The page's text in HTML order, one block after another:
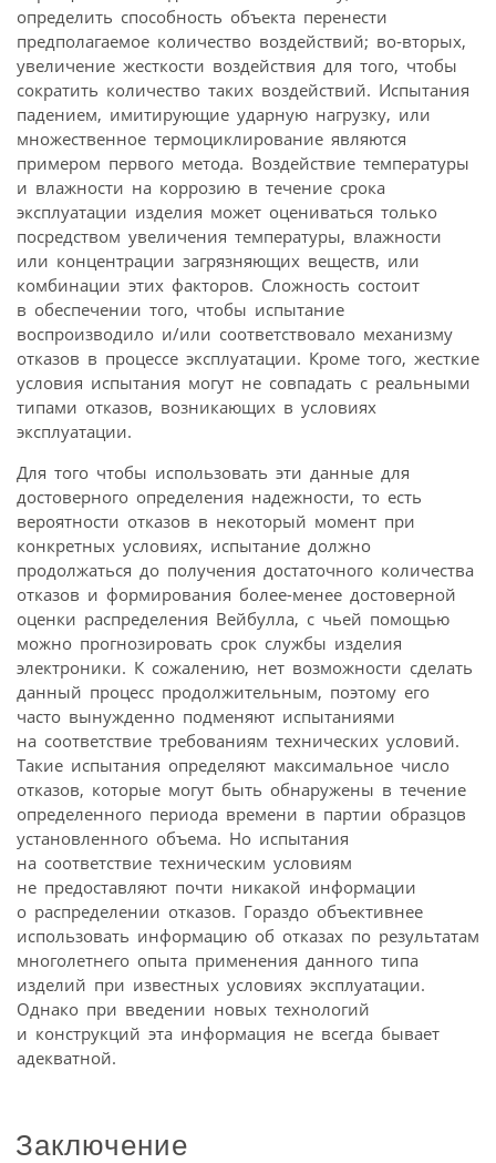
определить способность объекта перенести
предполагаемое количество воздействий; во‑вторых,
увеличение жесткости воздействия для того, чтобы
сократить количество таких воздействий. Испытания
падением, имитирующие ударную нагрузку, или
множественное термоциклирование являются
примером первого метода. Воздействие температуры
и влажности на коррозию в течение срока
эксплуатации изделия может оцениваться только
посредством увеличения температуры, влажности
или концентрации загрязняющих веществ, или
комбинации этих факторов. Сложность состоит
в обеспечении того, чтобы испытание
воспроизводило и/или соответствовало механизму
отказов в процессе эксплуатации. Кроме того, жесткие
условия испытания могут не совпадать с реальными
типами отказов, возникающих в условиях
эксплуатации.
Для того чтобы использовать эти данные для
достоверного определения надежности, то есть
вероятности отказов в некоторый момент при
конкретных условиях, испытание должно
продолжаться до получения достаточного количества
отказов и формирования более-менее достоверной
оценки распределения Вейбулла, с чьей помощью
можно прогнозировать срок службы изделия
электроники. К сожалению, нет возможности сделать
данный процесс продолжительным, поэтому его
часто вынужденно подменяют испытаниями
на соответствие требованиям технических условий.
Такие испытания определяют максимальное число
отказов, которые могут быть обнаружены в течение
определенного периода времени в партии образцов
установленного объема. Но испытания
на соответствие техническим условиям
не предоставляют почти никакой информации
о распределении отказов. Гораздо объективнее
использовать информацию об отказах по результатам
многолетнего опыта применения данного типа
изделий при известных условиях эксплуатации.
Однако при введении новых технологий
и конструкций эта информация не всегда бывает
адекватной.
Заключение